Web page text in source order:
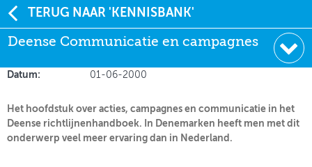
NIEUWS
BIJEENKOMSTEN
KENNISBANK
OVER FIETSBERAAD
TERUG NAAR 'KENNISBANK'
Deense Communicatie en campagnes
Soort:
Onderzoeksrapporten
Auteur:
Jensen
Datum:
01-06-2000
Het hoofdstuk over acties, campagnes en communicatie in het
Deense richtlijnenhandboek. In Denemarken heeft men met dit
onderwerp veel meer ervaring dan in Nederland.